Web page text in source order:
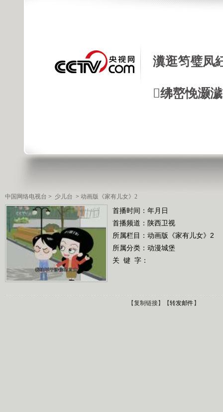
瀵逛笉璧凤
绋嶅悗灏
中国网络电视台 > 少儿台 > 动画版《家有儿女》2
首播时间：年月日
首播频道： 陕西卫视
所属栏目： 动画版《家有儿女》2
所属分类：动漫城堡
关 键 字：
【复制链接】【转发邮件】